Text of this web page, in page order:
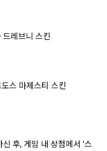
레브니 스킨
스 마제스티 스킨
후, 게임 내 상점에서 '스